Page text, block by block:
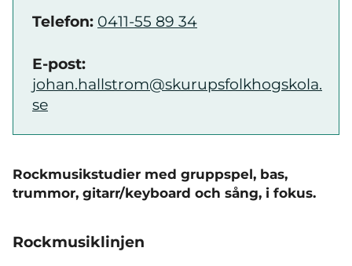
Telefon: 0411-55 89 34
E-post:
johan.hallstrom@skurupsfolkhogskola.
se
Rockmusikstudier med gruppspel, bas,
trummor, gitarr/keyboard och sång, i fokus.
Rockmusiklinjen